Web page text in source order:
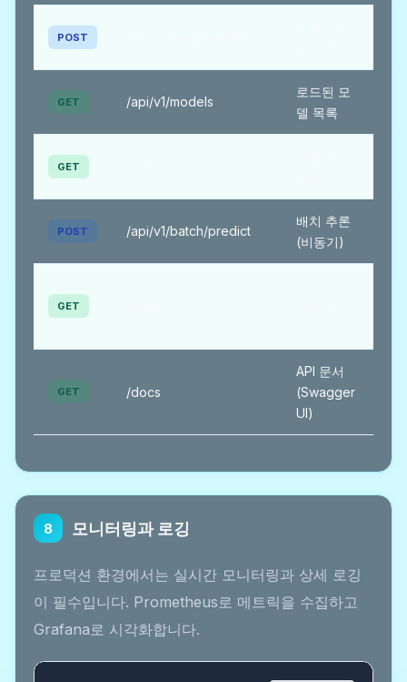
POST
GET /api/v1/models
로드된 모
델 목록
GET
POST /api/v1/batch/predict
배치 추론
(비동기)
GET
GET /docs
API 문서
(Swagger
UI)
8 모니터링과 로깅
프로덕션 환경에서는 실시간 모니터링과 상세 로깅
이 필수입니다. Prometheus로 메트릭을 수집하고
Grafana로 시각화합니다.